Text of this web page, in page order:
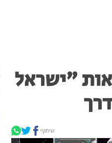
"ישראל
שיתוף